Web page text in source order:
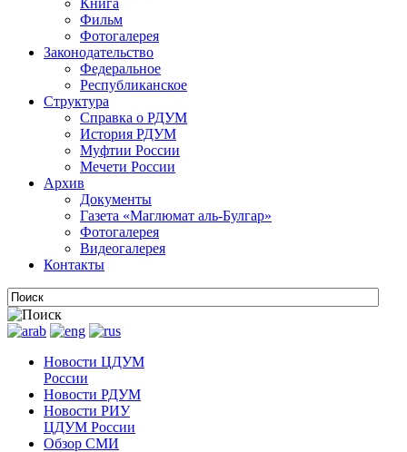
Книга
Фильм
Фотогалерея
Законодательство
Федеральное
Республиканское
Структура
Справка о РДУМ
История РДУМ
Муфтии России
Мечети России
Архив
Документы
Газета «Маглюмат аль-Булгар»
Фотогалерея
Видеогалерея
Контакты
Новости ЦДУМ
России
Новости РДУМ
Новости РИУ
ЦДУМ России
Обзор СМИ